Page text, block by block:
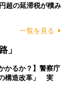
超の延滞税が積み
一覧を見る
」
かるか？】警察庁
構造改革」 実